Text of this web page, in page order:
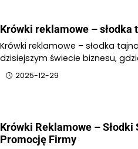
Krówki reklamowe –
Krówki reklamowe – słodka
dzisiejszym świecie biznesu,
2025-12-29
Krówki Reklamowe – Słodki
Promocję Firmy